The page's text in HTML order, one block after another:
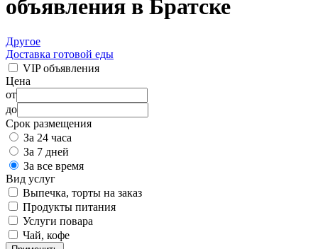
объявления в Братске
Другое
Доставка готовой еды
VIP объявления
Цена
от
до
Срок размещения
За 24 часа
За 7 дней
За все время
Вид услуг
Выпечка, торты на заказ
Продукты питания
Услуги повара
Чай, кофе